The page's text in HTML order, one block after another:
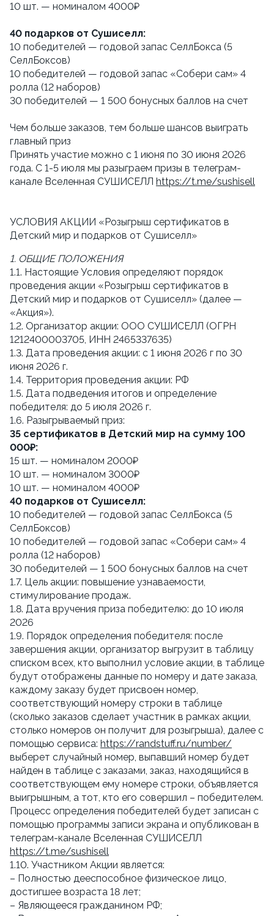
10 шт. — номиналом 4000₽
40 подарков от Сушиселл:
10 победителей — годовой запас СеллБокса (5
СеллБоксов)
10 победителей — годовой запас «Собери сам» 4
ролла (12 наборов)
30 победителей — 1 500 бонусных баллов на счет
Чем больше заказов, тем больше шансов выиграть
главный приз
Принять участие можно с 1 июня по 30 июня 2026
года. С 1-5 июля мы разыграем призы в телеграм-
канале Вселенная СУШИСЕЛЛ https://t.me/sushisell
УСЛОВИЯ АКЦИИ «Розыгрыш сертификатов в
Детский мир и подарков от Сушиселл»
1. ОБЩИЕ ПОЛОЖЕНИЯ
1.1. Настоящие Условия определяют порядок
проведения акции «Розыгрыш сертификатов в
Детский мир и подарков от Сушиселл» (далее —
«Акция»).
1.2. Организатор акции: ООО СУШИСЕЛЛ (ОГРН
1212400003705, ИНН 2465337635)
1.3. Дата проведения акции: с 1 июня 2026 г по 30
июня 2026 г.
1.4. Территория проведения акции: РФ
1.5. Дата подведения итогов и определение
победителя: до 5 июля 2026 г.
1.6. Разыгрываемый приз:
35 сертификатов в Детский мир на сумму 100
000₽:
15 шт. — номиналом 2000₽
10 шт. — номиналом 3000₽
10 шт. — номиналом 4000₽
40 подарков от Сушиселл:
10 победителей — годовой запас СеллБокса (5
СеллБоксов)
10 победителей — годовой запас «Собери сам» 4
ролла (12 наборов)
30 победителей — 1 500 бонусных баллов на счет
1.7. Цель акции: повышение узнаваемости,
стимулирование продаж.
1.8. Дата вручения приза победителю: до 10 июля
2026
1.9. Порядок определения победителя: после
завершения акции, организатор выгрузит в таблицу
списком всех, кто выполнил условие акции, в таблице
будут отображены данные по номеру и дате заказа,
каждому заказу будет присвоен номер,
соответствующий номеру строки в таблице
(сколько заказов сделает участник в рамках акции,
столько номеров он получит для розыгрыша), далее с
помощью сервиса: https://randstuff.ru/number/
выберет случайный номер, выпавший номер будет
найден в таблице с заказами, заказ, находящийся в
соответствующем ему номере строки, объявляется
выигрышным, а тот, кто его совершил – победителем.
Процесс определения победителей будет записан с
помощью программы записи экрана и опубликован в
https://t.me/sushisell
1.10. Участником Акции является:
– Полностью дееспособное физическое лицо,
достигшее возраста 18 лет;
– Являющееся гражданином РФ;